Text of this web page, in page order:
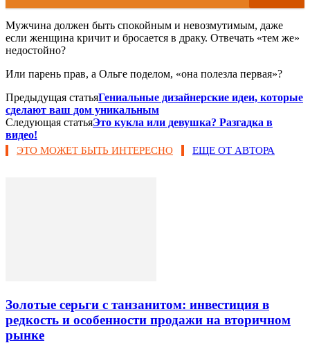
Мужчина должен быть спокойным и невозмутимым, даже
если женщина кричит и бросается в драку. Отвечать «тем же»
недостойно?
Или парень прав, а Ольге поделом, «она полезла первая»?
Предыдущая статьяГениальные дизайнерские идеи, которые
сделают ваш дом уникальным
Следующая статьяЭто кукла или девушка? Разгадка в
видео!
ЭТО МОЖЕТ БЫТЬ ИНТЕРЕСНО ЕЩЕ ОТ АВТОРА
Золотые серьги с танзанитом: инвестиция в
редкость и особенности продажи на вторичном
рынке